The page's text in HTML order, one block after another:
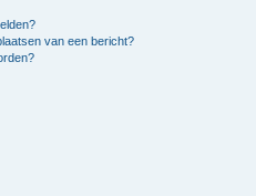
van een bericht?